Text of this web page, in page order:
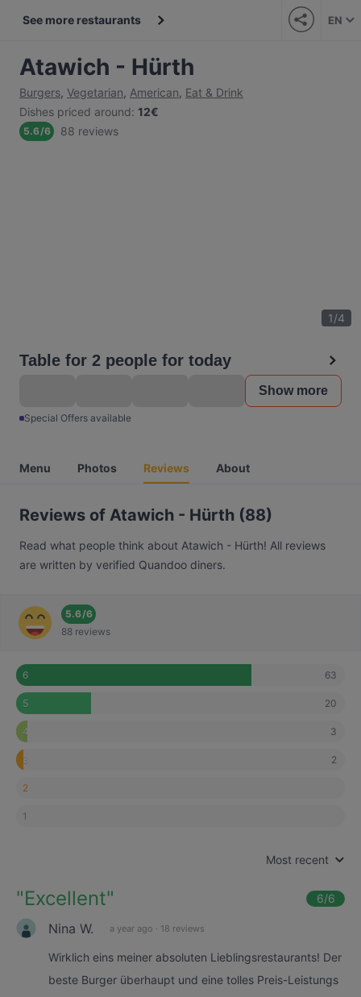
See more restaurants EN
Atawich - Hürth
Burgers, Vegetarian, American, Eat & Drink
Dishes priced around: 12€
5.6/6 88 reviews
1/4
Table for 2 people for today
Show more
Special Offers available
Menu Photos Reviews About
Reviews of Atawich - Hürth (88)
Read what people think about Atawich - Hürth! All reviews
are written by verified Quandoo diners.
5.6/6
88 reviews
6 63
5 20
4 3
3 2
2
1
Most recent
"Excellent" 6/6
Nina W. a year ago · 18 reviews
Wirklich eins meiner absoluten Lieblingsrestaurants! Der
beste Burger überhaupt und eine tolles Preis-Leistungs